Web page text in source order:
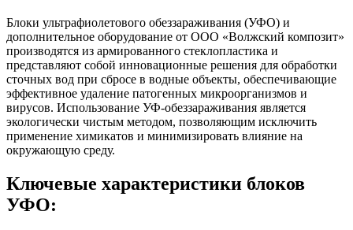
Блоки ультрафиолетового обеззараживания (УФО) и
дополнительное оборудование от ООО «Волжский композит»
производятся из армированного стеклопластика и
представляют собой инновационные решения для обработки
сточных вод при сбросе в водные объекты, обеспечивающие
эффективное удаление патогенных микроорганизмов и
вирусов. Использование УФ-обеззараживания является
экологически чистым методом, позволяющим исключить
применение химикатов и минимизировать влияние на
окружающую среду.
Ключевые характеристики блоков
УФО: